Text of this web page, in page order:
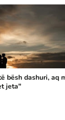
bësh dashuri, aq
jeta"